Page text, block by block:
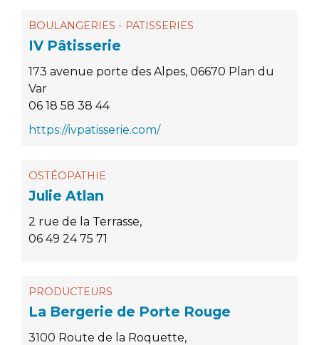
BOULANGERIES - PATISSERIES
IV Pâtisserie
173 avenue porte des Alpes, 06670 Plan du
Var
06 18 58 38 44
https://ivpatisserie.com/
OSTÉOPATHIE
Julie Atlan
2 rue de la Terrasse,
06 49 24 75 71
PRODUCTEURS
La Bergerie de Porte Rouge
3100 Route de la Roquette,